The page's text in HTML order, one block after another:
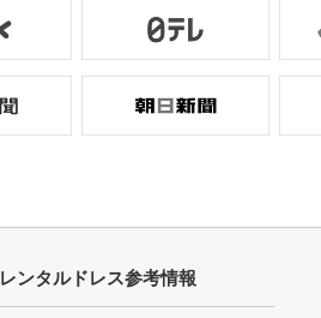
レンタルドレス参考情報